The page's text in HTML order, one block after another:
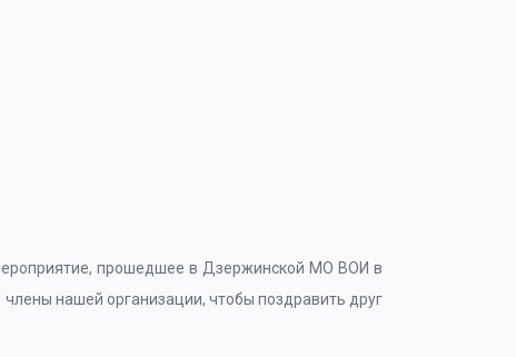
прошедшее в Дзержинской МО ВОИ в
нашей организации, чтобы поздравить друг